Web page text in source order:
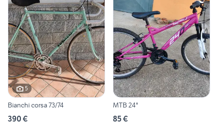
5
Bianchi corsa 73/74
390 €
MTB 24"
85 €